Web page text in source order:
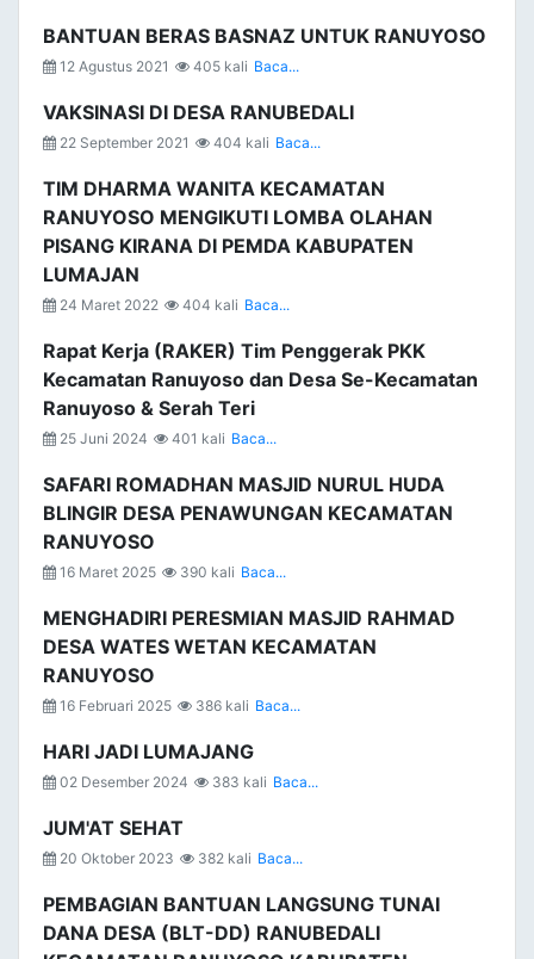
BANTUAN BERAS BASNAZ UNTUK RANUYOSO
12 Agustus 2021 405 kali Baca...
VAKSINASI DI DESA RANUBEDALI
22 September 2021 404 kali Baca...
TIM DHARMA WANITA KECAMATAN
RANUYOSO MENGIKUTI LOMBA OLAHAN
PISANG KIRANA DI PEMDA KABUPATEN
LUMAJAN
24 Maret 2022 404 kali Baca...
Rapat Kerja (RAKER) Tim Penggerak PKK
Kecamatan Ranuyoso dan Desa Se-Kecamatan
Ranuyoso & Serah Teri
25 Juni 2024 401 kali Baca...
SAFARI ROMADHAN MASJID NURUL HUDA
BLINGIR DESA PENAWUNGAN KECAMATAN
RANUYOSO
16 Maret 2025 390 kali Baca...
MENGHADIRI PERESMIAN MASJID RAHMAD
DESA WATES WETAN KECAMATAN
RANUYOSO
16 Februari 2025 386 kali Baca...
HARI JADI LUMAJANG
02 Desember 2024 383 kali Baca...
JUM'AT SEHAT
20 Oktober 2023 382 kali Baca...
PEMBAGIAN BANTUAN LANGSUNG TUNAI
DANA DESA (BLT-DD) RANUBEDALI